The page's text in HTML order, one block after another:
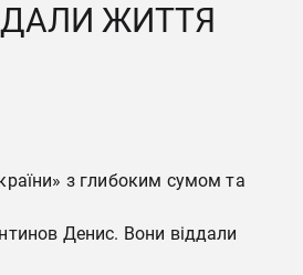
ЖИТТЯ
з глибоким сумом та
Денис. Вони віддали